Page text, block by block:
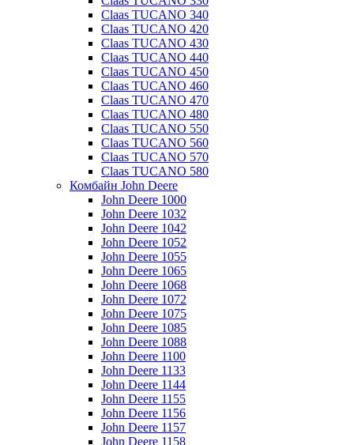
Claas TUCANO 340
Claas TUCANO 420
Claas TUCANO 430
Claas TUCANO 440
Claas TUCANO 450
Claas TUCANO 460
Claas TUCANO 470
Claas TUCANO 480
Claas TUCANO 550
Claas TUCANO 560
Claas TUCANO 570
Claas TUCANO 580
Комбайн John Deere
John Deere 1000
John Deere 1032
John Deere 1042
John Deere 1052
John Deere 1055
John Deere 1065
John Deere 1068
John Deere 1072
John Deere 1075
John Deere 1085
John Deere 1088
John Deere 1100
John Deere 1133
John Deere 1144
John Deere 1155
John Deere 1156
John Deere 1157
John Deere 1158